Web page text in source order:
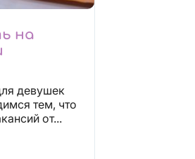
на
девушек
тем, что
от...